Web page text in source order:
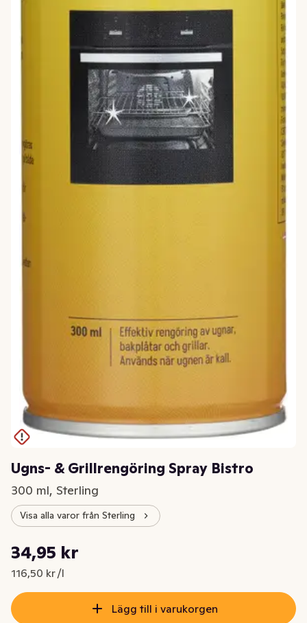
Ugns- & Grillrengöring Spray Bistro
300 ml, Sterling
Visa alla varor från Sterling
Nuvarande pris är: 34,95 kr
34,95 kr
116,50 kr /l
Styckpris: 116,50 kr /l
Lägg till i varukorgen